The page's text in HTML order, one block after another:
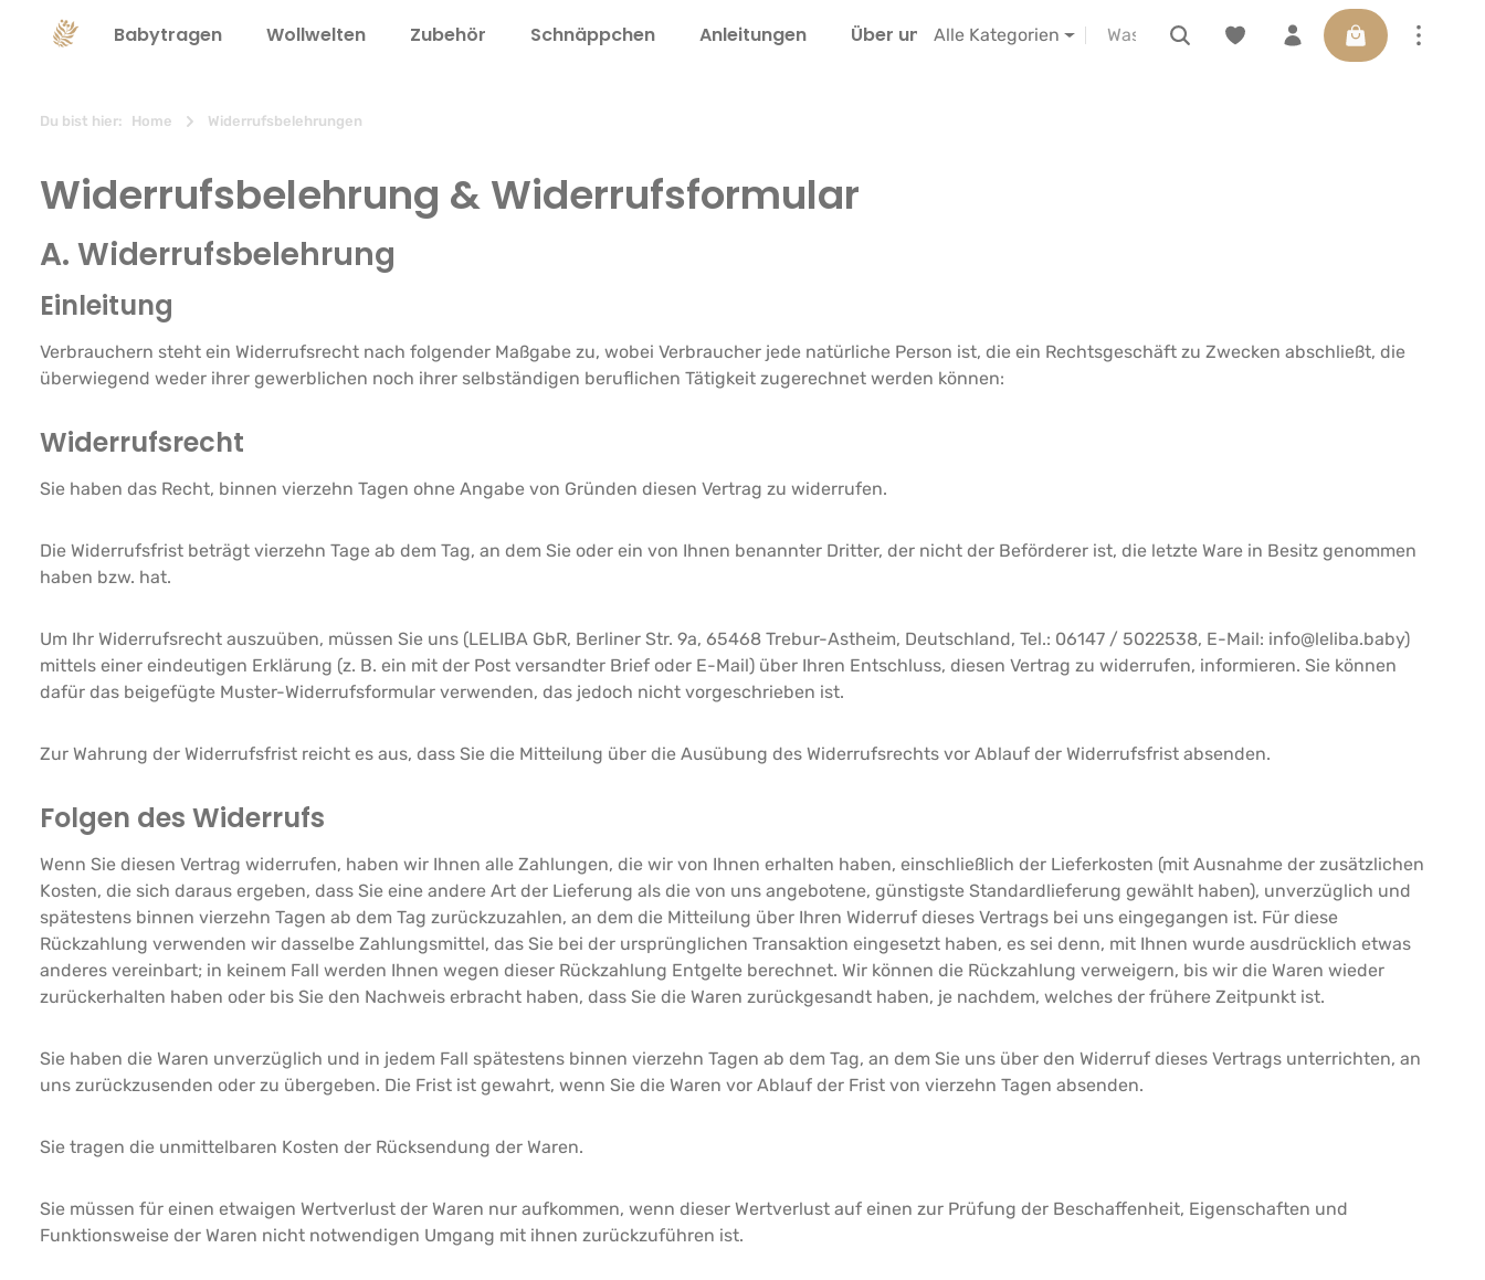
Zur Hauptnavigation springen
Babytragen Wollwelten Zubehör Schnäppchen Anleitungen Über uns LELIBA vor Ort erleben Gutscheine
Alle Kategorien
Warenkorb
Du bist hier: Home Widerrufsbelehrungen
Widerrufsbelehrung & Widerrufsformular
A. Widerrufsbelehrung
Einleitung
Verbrauchern steht ein Widerrufsrecht nach folgender Maßgabe zu, wobei Verbraucher jede natürliche Person ist, die ein Rechtsgeschäft zu Zwecken abschließt, die
überwiegend weder ihrer gewerblichen noch ihrer selbständigen beruflichen Tätigkeit zugerechnet werden können:
Widerrufsrecht
Sie haben das Recht, binnen vierzehn Tagen ohne Angabe von Gründen diesen Vertrag zu widerrufen.
Die Widerrufsfrist beträgt vierzehn Tage ab dem Tag, an dem Sie oder ein von Ihnen benannter Dritter, der nicht der Beförderer ist, die letzte Ware in Besitz genommen
haben bzw. hat.
Um Ihr Widerrufsrecht auszuüben, müssen Sie uns (LELIBA GbR, Berliner Str. 9a, 65468 Trebur-Astheim, Deutschland, Tel.: 06147 / 5022538, E-Mail: info@leliba.baby)
mittels einer eindeutigen Erklärung (z. B. ein mit der Post versandter Brief oder E-Mail) über Ihren Entschluss, diesen Vertrag zu widerrufen, informieren. Sie können
dafür das beigefügte Muster-Widerrufsformular verwenden, das jedoch nicht vorgeschrieben ist.
Zur Wahrung der Widerrufsfrist reicht es aus, dass Sie die Mitteilung über die Ausübung des Widerrufsrechts vor Ablauf der Widerrufsfrist absenden.
Folgen des Widerrufs
Wenn Sie diesen Vertrag widerrufen, haben wir Ihnen alle Zahlungen, die wir von Ihnen erhalten haben, einschließlich der Lieferkosten (mit Ausnahme der zusätzlichen
Kosten, die sich daraus ergeben, dass Sie eine andere Art der Lieferung als die von uns angebotene, günstigste Standardlieferung gewählt haben), unverzüglich und
spätestens binnen vierzehn Tagen ab dem Tag zurückzuzahlen, an dem die Mitteilung über Ihren Widerruf dieses Vertrags bei uns eingegangen ist. Für diese
Rückzahlung verwenden wir dasselbe Zahlungsmittel, das Sie bei der ursprünglichen Transaktion eingesetzt haben, es sei denn, mit Ihnen wurde ausdrücklich etwas
anderes vereinbart; in keinem Fall werden Ihnen wegen dieser Rückzahlung Entgelte berechnet. Wir können die Rückzahlung verweigern, bis wir die Waren wieder
zurückerhalten haben oder bis Sie den Nachweis erbracht haben, dass Sie die Waren zurückgesandt haben, je nachdem, welches der frühere Zeitpunkt ist.
Sie haben die Waren unverzüglich und in jedem Fall spätestens binnen vierzehn Tagen ab dem Tag, an dem Sie uns über den Widerruf dieses Vertrags unterrichten, an
uns zurückzusenden oder zu übergeben. Die Frist ist gewahrt, wenn Sie die Waren vor Ablauf der Frist von vierzehn Tagen absenden.
Sie tragen die unmittelbaren Kosten der Rücksendung der Waren.
Sie müssen für einen etwaigen Wertverlust der Waren nur aufkommen, wenn dieser Wertverlust auf einen zur Prüfung der Beschaffenheit, Eigenschaften und
Funktionsweise der Waren nicht notwendigen Umgang mit ihnen zurückzuführen ist.